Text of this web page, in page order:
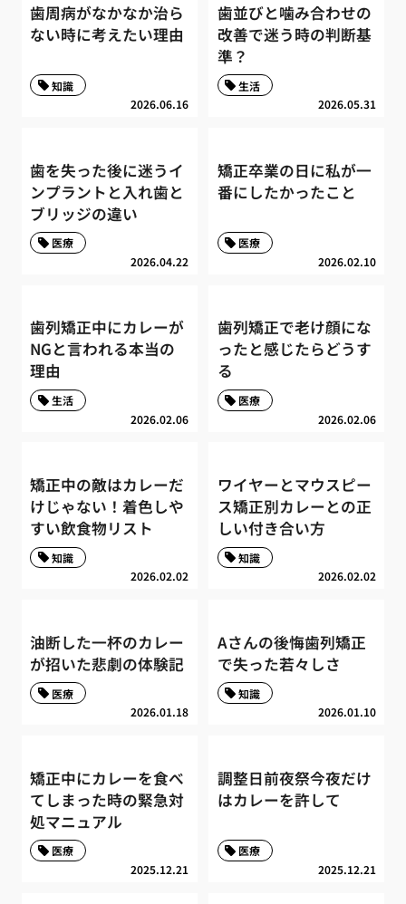
歯周病がなかなか治ら
ない時に考えたい理由
2026.06.16
知識
歯並びと噛み合わせの
改善で迷う時の判断基
準？
2026.05.31
生活
歯を失った後に迷うイ
ンプラントと入れ歯と
ブリッジの違い
2026.04.22
医療
矯正卒業の日に私が一
番にしたかったこと
2026.02.10
医療
歯列矯正中にカレーが
NGと言われる本当の
理由
2026.02.06
生活
歯列矯正で老け顔にな
ったと感じたらどうす
る
2026.02.06
医療
矯正中の敵はカレーだ
けじゃない！着色しや
すい飲食物リスト
2026.02.02
知識
ワイヤーとマウスピー
ス矯正別カレーとの正
しい付き合い方
2026.02.02
知識
油断した一杯のカレー
が招いた悲劇の体験記
2026.01.18
医療
Aさんの後悔歯列矯正
で失った若々しさ
2026.01.10
知識
矯正中にカレーを食べ
てしまった時の緊急対
処マニュアル
2025.12.21
医療
調整日前夜祭今夜だけ
はカレーを許して
2025.12.21
医療